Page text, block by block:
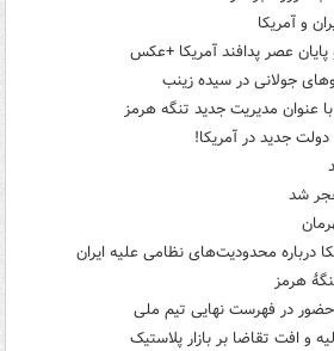
و آمریکا
جولانی در سیده زینب
عنوان مدیریت جدید تنگه هرمز
جدید در آمریکا!
شد
درباره محدودیت‌های نظامی علیه ایران
هرمز
و افت تقاضا بر بازار پلاستیک